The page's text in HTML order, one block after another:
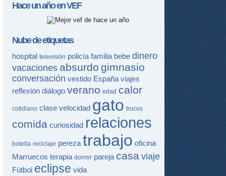
Hace un año enVEF
Nube de etiquetas
hospital televisión policía familia bebe dinero
vacaciones absurdo gimnasio
conversación vestido España viajes
reflexión diálogo verano edad calor
cotidiano clase velocidad gato trucos
comida curiosidad relaciones
botella reciclaje pereza trabajo oficina
Marruecos terapia dormir pareja casa viaje
Fútbol eclipse vida